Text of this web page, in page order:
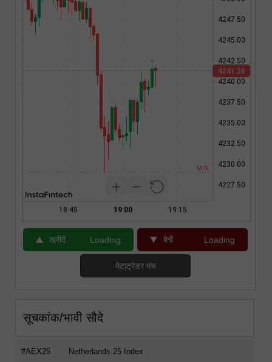
खरीदें Loading बेचें Loading
मेटाट्रेडर मंच
सूचकांक/भावी सौदे
#AEX25 Netherlands 25 Index